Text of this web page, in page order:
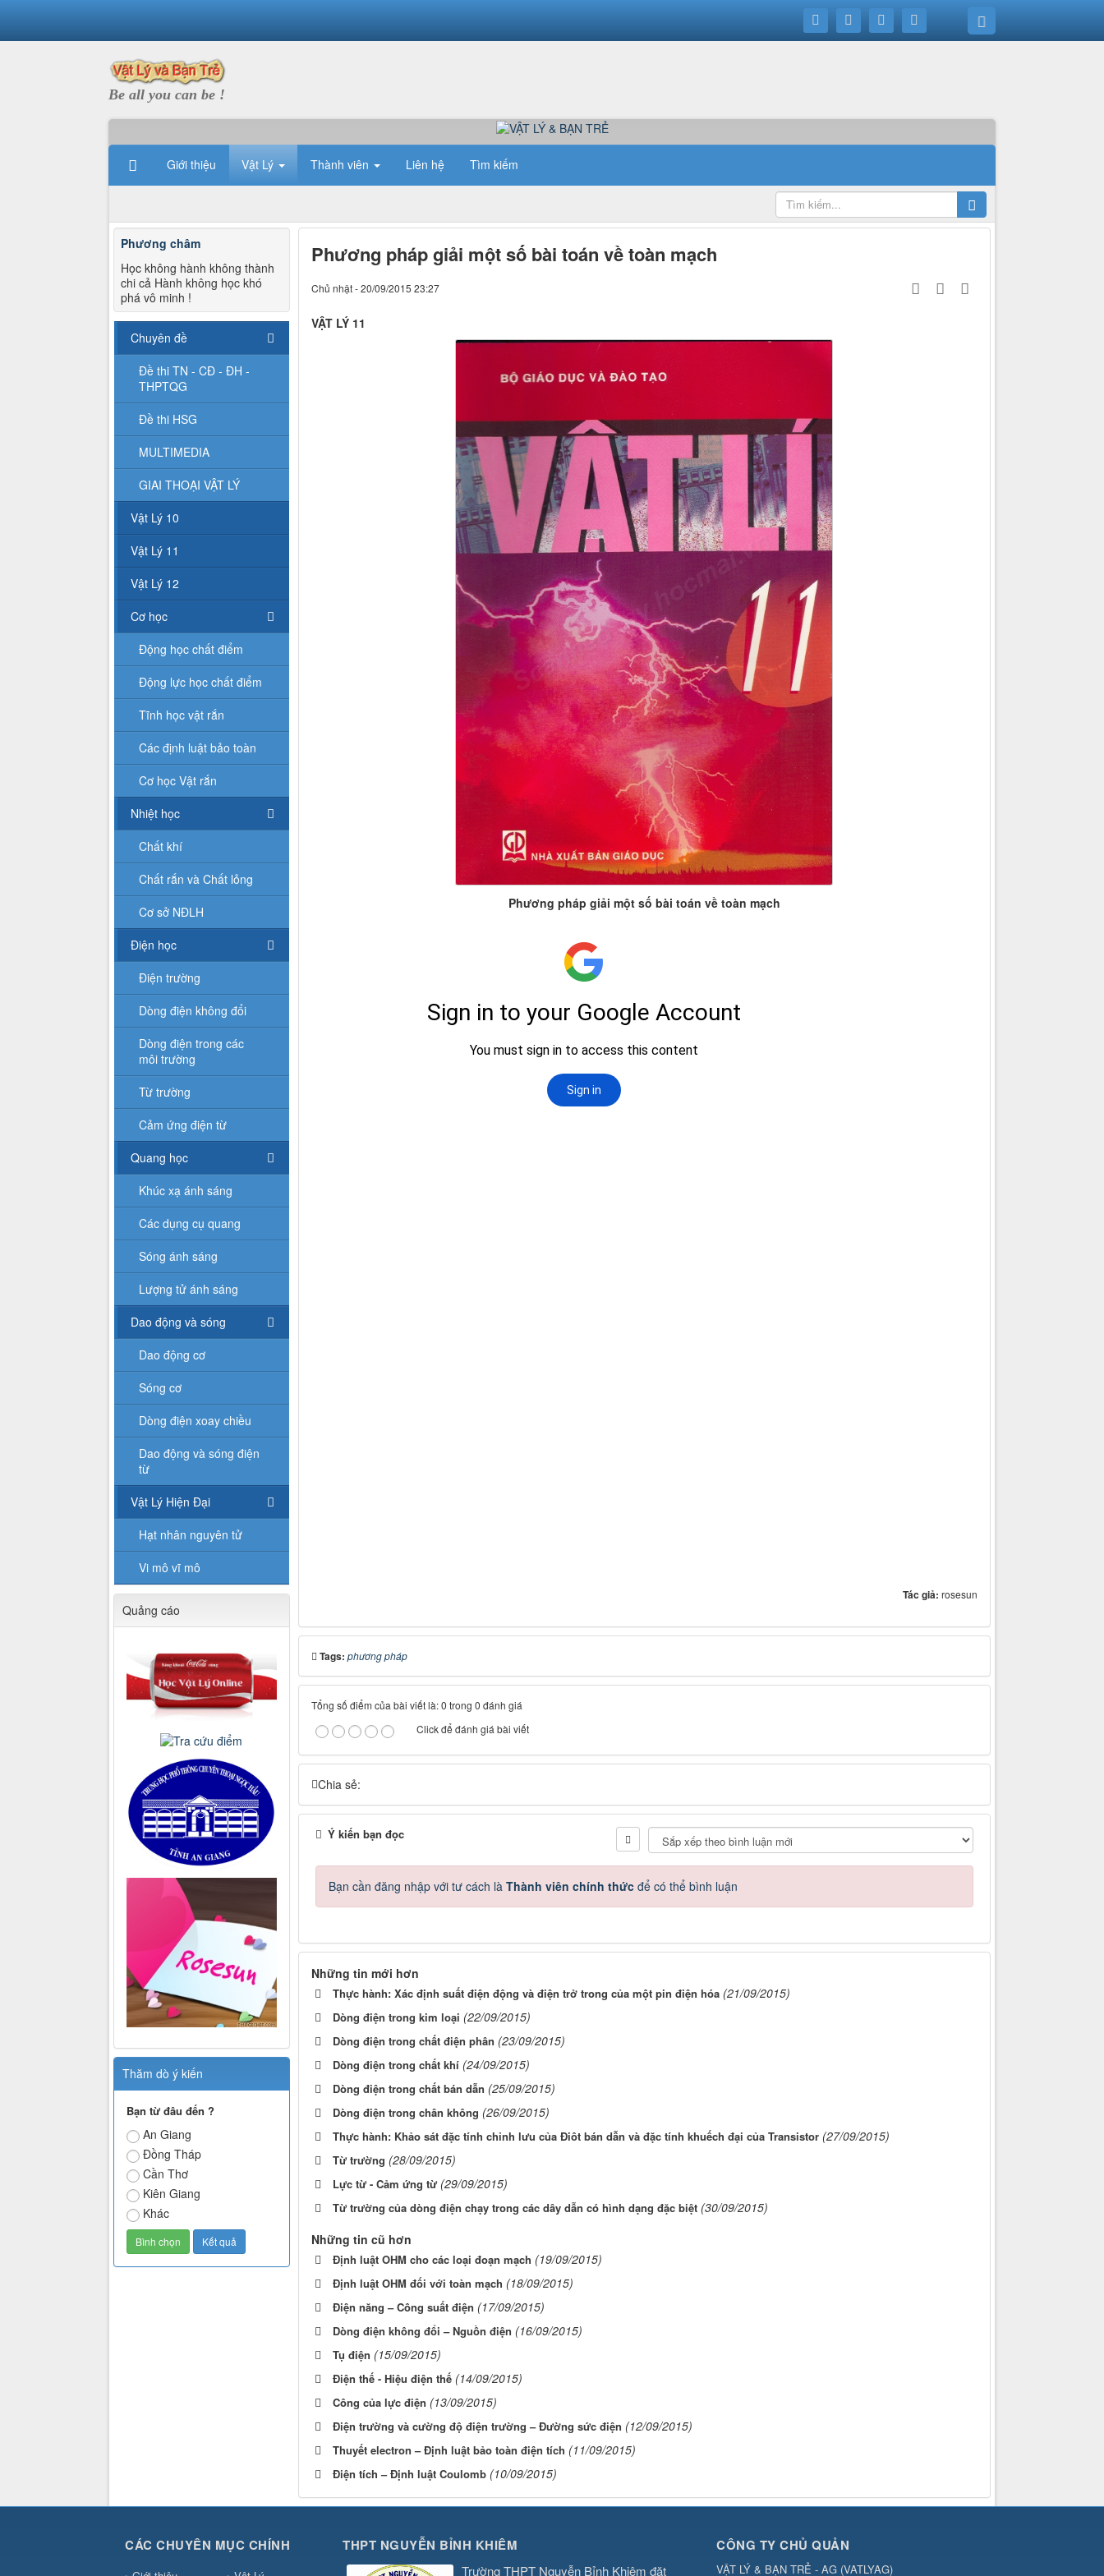
Be all you can be !
Giới thiệu Vật Lý Thành viên Liên hệ Tìm kiếm
Phương pháp giải một số bài toán về toàn mạch
Chủ nhật - 20/09/2015 23:27
VẬT LÝ 11
Phương pháp giải một số bài toán về toàn mạch
Tác giả: rosesun
Tags: phương pháp
Tổng số điểm của bài viết là: 0 trong 0 đánh giá
Click để đánh giá bài viết
Chia sẻ:
Ý kiến bạn đọc
Bạn cần đăng nhập với tư cách là Thành viên chính thứcđể có thể bình luận
Những tin mới hơn
Thực hành: Xác định suất điện động và điện trở trong của một pin điện hóa (21/09/2015)
Dòng điện trong kim loại (22/09/2015)
Dòng điện trong chất điện phân (23/09/2015)
Dòng điện trong chất khí (24/09/2015)
Dòng điện trong chất bán dẫn (25/09/2015)
Dòng điện trong chân không (26/09/2015)
Thực hành: Khảo sát đặc tính chỉnh lưu của Điôt bán dẫn và đặc tính khuếch đại của Transistor (27/09/2015)
Từ trường (28/09/2015)
Lực từ - Cảm ứng từ (29/09/2015)
Từ trường của dòng điện chạy trong các dây dẫn có hình dạng đặc biệt (30/09/2015)
Những tin cũ hơn
Định luật OHM cho các loại đoạn mạch (19/09/2015)
Định luật OHM đối với toàn mạch (18/09/2015)
Điện năng – Công suất điện (17/09/2015)
Dòng điện không đổi – Nguồn điện (16/09/2015)
Tụ điện (15/09/2015)
Điện thế - Hiệu điện thế (14/09/2015)
Công của lực điện (13/09/2015)
Điện trường và cường độ điện trường – Đường sức điện (12/09/2015)
Thuyết electron – Định luật bảo toàn điện tích (11/09/2015)
Điện tích – Định luật Coulomb (10/09/2015)
Phương châm
Học không hành không thành
chi cả Hành không học khó
phá vô minh !
Chuyên đề
Đề thi TN - CĐ - ĐH -
THPTQG
Đề thi HSG
MULTIMEDIA
GIAI THOẠI VẬT LÝ
Vật Lý 10
Vật Lý 11
Vật Lý 12
Cơ học
Động học chất điểm
Động lực học chất điểm
Tĩnh học vật rắn
Các định luật bảo toàn
Cơ học Vật rắn
Nhiệt học
Chất khí
Chất rắn và Chất lỏng
Cơ sở NĐLH
Điện học
Điện trường
Dòng điện không đổi
Dòng điện trong các
môi trường
Từ trường
Cảm ứng điện từ
Quang học
Khúc xạ ánh sáng
Các dụng cụ quang
Sóng ánh sáng
Lượng tử ánh sáng
Dao động và sóng
Dao động cơ
Sóng cơ
Dòng điện xoay chiều
Dao động và sóng điện
từ
Vật Lý Hiện Đại
Hạt nhân nguyên tử
Vi mô vĩ mô
Quảng cáo
Thăm dò ý kiến
Bạn từ đâu đến ?
An Giang
Đồng Tháp
Cần Thơ
Kiên Giang
Khác
CÁC CHUYÊN MỤC CHÍNH THPT NGUYỄN BỈNH KHIÊM
Trường THPT Nguyễn Bỉnh Khiêm đặt
CÔNG TY CHỦ QUẢN
VẬT LÝ & BẠN TRẺ - AG (VATLYAG)